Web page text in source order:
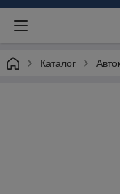
Каталог